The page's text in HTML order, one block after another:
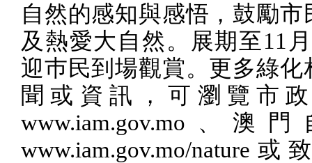
自然的感知與感悟，鼓勵市
及熱愛大自然。展期至11 月
迎巿民到場觀賞。更多綠化
聞或資訊，可瀏覽市
www.iam.gov.mo 、澳門
www.iam.gov.mo/nature 或